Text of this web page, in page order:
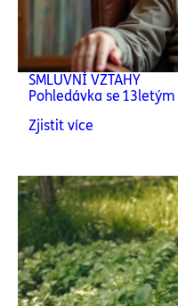
SMLUVNÍ VZTAHY
Pohledávka se
Zjistit více